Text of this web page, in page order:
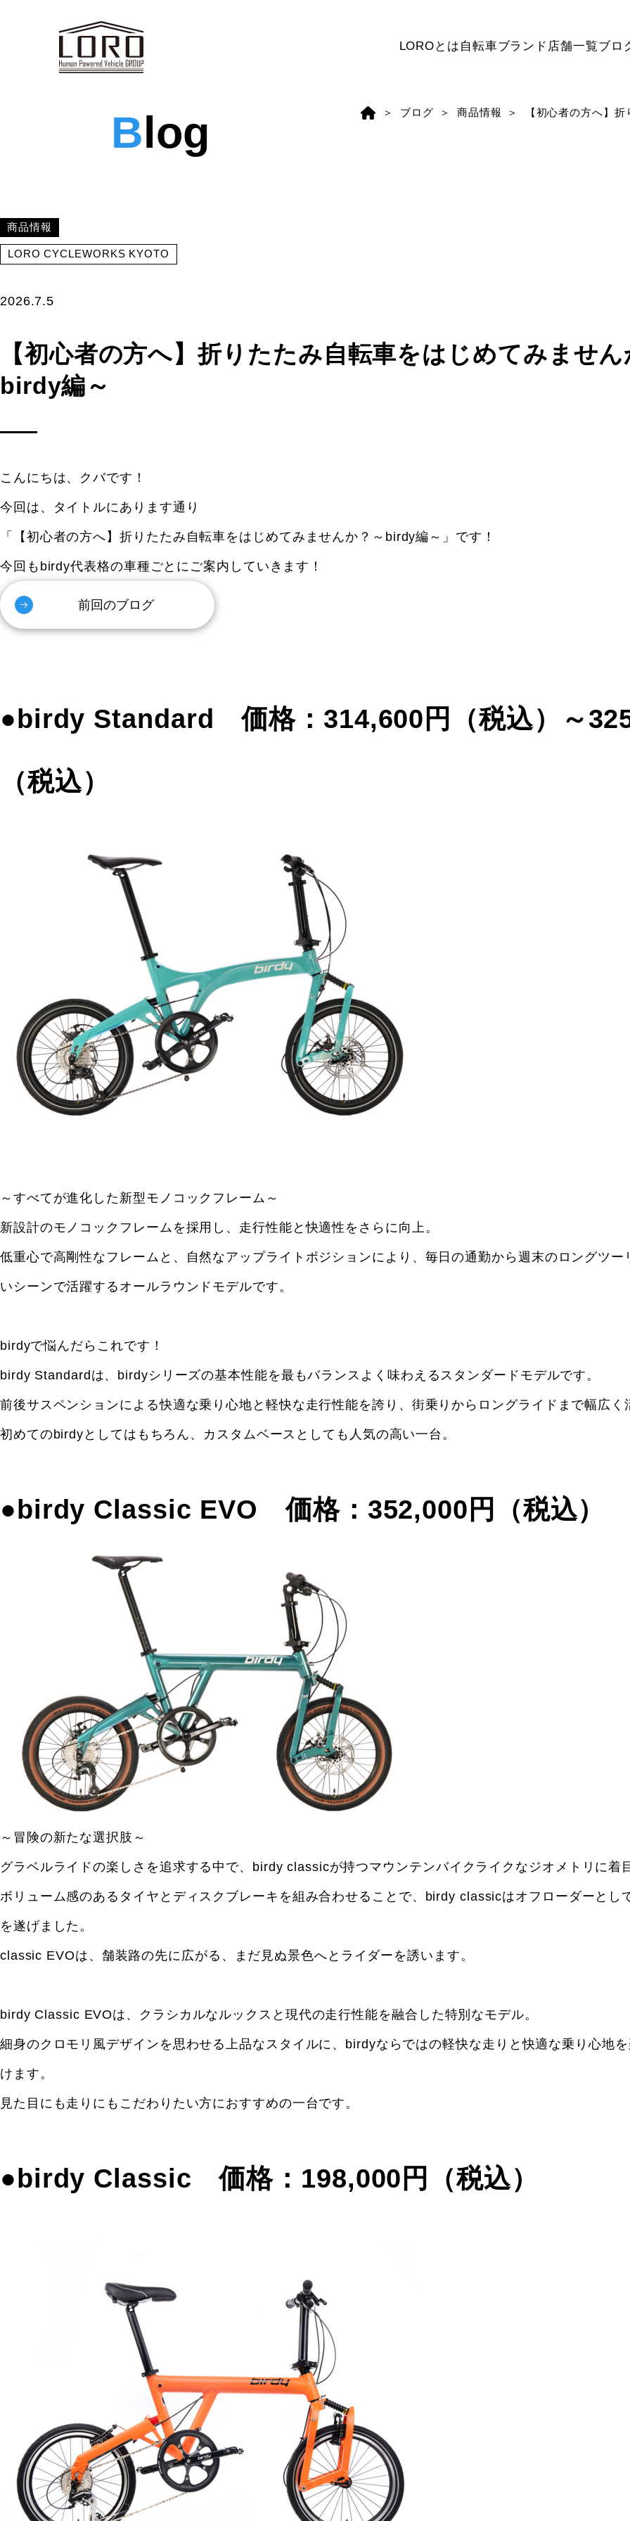
LOROとは 自転車ブランド 店舗一覧ブロ
Blog ブログ 商品情報 【初心者の方へ】
商品情報
LORO CYCLEWORKS KYOTO
2026.7.5
【初心者の方へ】折りたたみ自転車をはじめてみませ
birdy編～
こんにちは、クバです！
今回は、タイトルにあります通り
「【初心者の方へ】折りたたみ自転車をはじめてみませんか？～birdy編～」です！
今回もbirdy代表格の車種ごとにご案内していきます！
前回のブログ
●birdy Standard 価格：314,600円（税込）～
（税込）
～すべてが進化した新型モノコックフレーム～
新設計のモノコックフレームを採用し、走行性能と快適性をさらに向上。
低重心で高剛性なフレームと、自然なアップライトポジションにより、毎日の通勤から週末のロングツー
いシーンで活躍するオールラウンドモデルです。
birdyで悩んだらこれです！
birdy Standardは、birdyシリーズの基本性能を最もバランスよく味わえるスタンダードモデルです。
前後サスペンションによる快適な乗り心地と軽快な走行性能を誇り、街乗りからロングライドまで幅広く
初めてのbirdyとしてはもちろん、カスタムベースとしても人気の高い一台。
●birdy Classic EVO 価格：352,000円（税込）
～冒険の新たな選択肢～
グラベルライドの楽しさを追求する中で、birdy classicが持つマウンテンバイクライクなジオメトリに着
ボリューム感のあるタイヤとディスクブレーキを組み合わせることで、birdy classicはオフローダーとし
を遂げました。
classic EVOは、舗装路の先に広がる、まだ見ぬ景色へとライダーを誘います。
birdy Classic EVOは、クラシカルなルックスと現代の走行性能を融合した特別なモデル。
細身のクロモリ風デザインを思わせる上品なスタイルに、birdyならではの軽快な走りと快適な乗り心地
けます。
見た目にも走りにもこだわりたい方におすすめの一台です。
●birdy Classic 価格：198,000円（税込）